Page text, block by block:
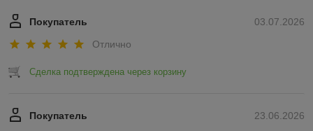
03.07.2026
Покупатель
Отлично
Сделка подтверждена через корзину
23.06.2026
Покупатель